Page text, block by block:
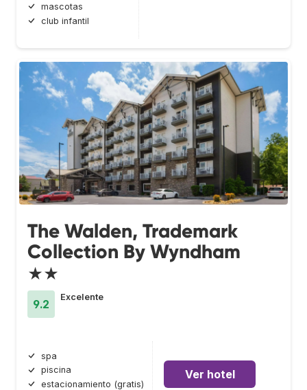
mascotas
club infantil
The Walden, Trademark
Collection By Wyndham
★★
9.2
Excelente
spa
piscina
estacionamiento (gratis)
Ver hotel